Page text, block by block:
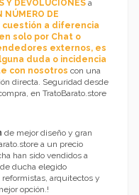
Y DEVOLUCIONES a
NÚMERO DE
cuestión a diferencia
solo por Chat o
externos, es
duda o incidencia
con nosotros con una
directa. Seguridad desde
en TratoBarato.store
de mejor diseño y gran
a un precio
han sido vendidos a
ducha elegido
arquitectos y
opción.!